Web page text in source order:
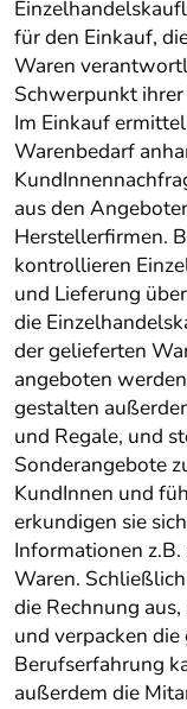
für den Einkauf,
Waren
Schwerpunkt
Im Einkauf
Warenbedarf
aus den
Herstellerfirmen.
kontrollieren
und Lieferung
die
der gelieferten
angeboten
gestalten
und Regale, und
Sonderangebote
KundInnen und
erkundigen sie
Informationen
Waren.
die Rechnung
und verpacken
Berufserfahrung
außerdem die